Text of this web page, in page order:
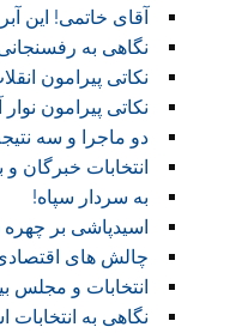
آقای خاتمی! این
نگاهی به
نکاتی پیرامون
نکاتی پیرامون
دو ماجرا و سه
انتخابات خبرگان
به سردار سپاه!
اسیدپاشی بر
چالش های اقتصادی
انتخابات و مجلس
نگاهی به انتخابات